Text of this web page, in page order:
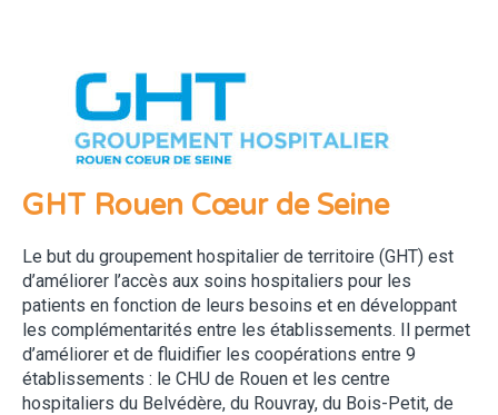
GHT Rouen Cœur de Seine
Le but du groupement hospitalier de territoire (GHT) est
d’améliorer l’accès aux soins hospitaliers pour les
patients en fonction de leurs besoins et en développant
les complémentarités entre les établissements. Il permet
d’améliorer et de fluidifier les coopérations entre 9
établissements : le CHU de Rouen et les centre
hospitaliers du Belvédère, du Rouvray, du Bois-Petit, de